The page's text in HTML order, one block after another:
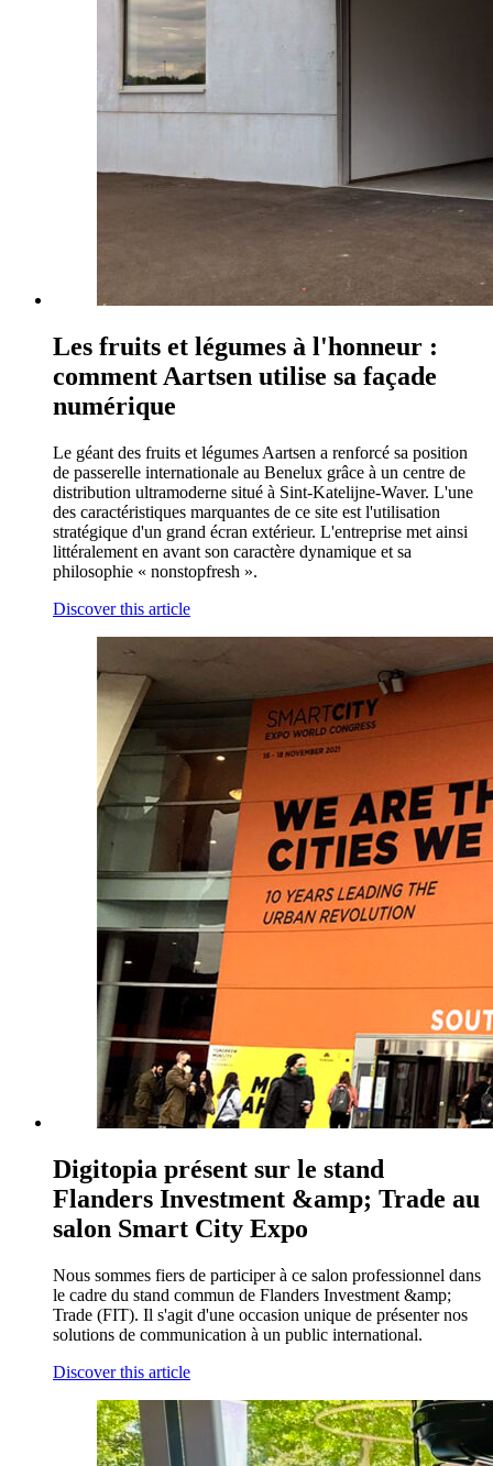
Les fruits et légumes à l'honneur :
comment Aartsen utilise sa façade
numérique
Le géant des fruits et légumes Aartsen a renforcé sa position
de passerelle internationale au Benelux grâce à un centre de
distribution ultramoderne situé à Sint-Katelijne-Waver. L'une
des caractéristiques marquantes de ce site est l'utilisation
stratégique d'un grand écran extérieur. L'entreprise met ainsi
littéralement en avant son caractère dynamique et sa
philosophie « nonstopfresh ».
Discover this article
Digitopia présent sur le stand
Flanders Investment &amp; Trade au
salon Smart City Expo
Nous sommes fiers de participer à ce salon professionnel dans
le cadre du stand commun de Flanders Investment &amp;
Trade (FIT). Il s'agit d'une occasion unique de présenter nos
solutions de communication à un public international.
Discover this article